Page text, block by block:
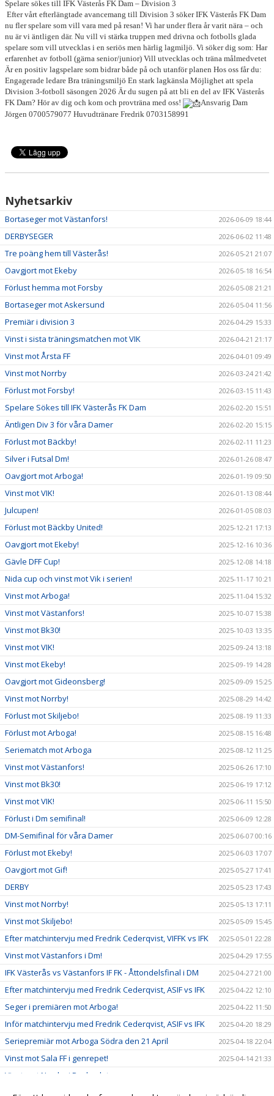
Spelare sökes till IFK Västerås FK Dam – Division 3
Efter vårt efterlängtade avancemang till Division 3 söker IFK Västerås FK Dam
nu fler spelare som vill vara med på resan! Vi har under flera år varit nära – och
nu är vi äntligen där. Nu vill vi stärka truppen med drivna och fotbolls glada
spelare som vill utvecklas i en seriös men härlig lagmiljö. Vi söker dig som: Har
erfarenhet av fotboll (gärna senior/junior) Vill utvecklas och träna målmedvetet
Är en positiv lagspelare som bidrar både på och utanför planen Hos oss får du:
Engagerade ledare Bra träningsmiljö En stark lagkänsla Möjlighet att spela
Division 3-fotboll säsongen 2026 Är du sugen på att bli en del av IFK Västerås
FK Dam? Hör av dig och kom och provträna med oss!
Ansvarig Dam
Jörgen 0700579077 Huvudtränare Fredrik 0703158991
Nyhetsarkiv
Bortaseger mot Västanfors! 2026-06-09 18:44
DERBYSEGER 2026-06-02 11:48
Tre poäng hem till Västerås! 2026-05-21 21:07
Oavgjort mot Ekeby 2026-05-18 16:54
Förlust hemma mot Forsby 2026-05-08 21:21
Bortaseger mot Askersund 2026-05-04 11:56
Premiär i division 3 2026-04-29 15:33
Vinst i sista träningsmatchen mot VIK 2026-04-21 21:17
Vinst mot Årsta FF 2026-04-01 09:49
Vinst mot Norrby 2026-03-24 21:42
Förlust mot Forsby! 2026-03-15 11:43
Spelare Sökes till IFK Västerås FK Dam 2026-02-20 15:51
Äntligen Div 3 för våra Damer 2026-02-20 15:15
Förlust mot Bäckby! 2026-02-11 11:23
Silver i Futsal Dm! 2026-01-26 08:47
Oavgjort mot Arboga! 2026-01-19 09:50
Vinst mot VIK! 2026-01-13 08:44
Julcupen! 2026-01-05 08:03
Förlust mot Bäckby United! 2025-12-21 17:13
Oavgjort mot Ekeby! 2025-12-16 10:36
Gävle DFF Cup! 2025-12-08 14:18
Nida cup och vinst mot Vik i serien! 2025-11-17 10:21
Vinst mot Arboga! 2025-11-04 15:32
Vinst mot Västanfors! 2025-10-07 15:38
Vinst mot Bk30! 2025-10-03 13:35
Vinst mot VIK! 2025-09-24 13:18
Vinst mot Ekeby! 2025-09-19 14:28
Oavgjort mot Gideonsberg! 2025-09-09 15:25
Vinst mot Norrby! 2025-08-29 14:42
Förlust mot Skiljebo! 2025-08-19 11:33
Förlust mot Arboga! 2025-08-15 16:48
Seriematch mot Arboga 2025-08-12 11:25
Vinst mot Västanfors! 2025-06-26 17:10
Vinst mot Bk30! 2025-06-19 17:12
Vinst mot VIK! 2025-06-11 15:50
Förlust i Dm semifinal! 2025-06-09 12:28
DM-Semifinal för våra Damer 2025-06-07 00:16
Förlust mot Ekeby! 2025-06-03 17:07
Oavgjort mot Gif! 2025-05-27 17:41
DERBY 2025-05-23 17:43
Vinst mot Norrby! 2025-05-13 17:11
Vinst mot Skiljebo! 2025-05-09 15:45
Efter matchintervju med Fredrik Cederqvist, VIFFK vs IFK 2025-05-01 22:28
Vinst mot Västanfors i Dm! 2025-04-29 17:55
IFK Västerås vs Västanfors IF FK - Åttondelsfinal i DM 2025-04-27 21:00
Efter matchintervju med Fredrik Cederqvist, ASIF vs IFK 2025-04-22 12:10
Seger i premiären mot Arboga! 2025-04-22 11:50
Inför matchintervju med Fredrik Cederqvist, ASIF vs IFK 2025-04-20 18:29
Seriepremiär mot Arboga Södra den 21 April 2025-04-18 22:04
Vinst mot Sala FF i genrepet! 2025-04-14 21:33
Vinst mot Norrby i Dm kvalet
Inför matchintervju med Fredrik Cederqvist, IFK vs HSK 2025-04-06 10:29